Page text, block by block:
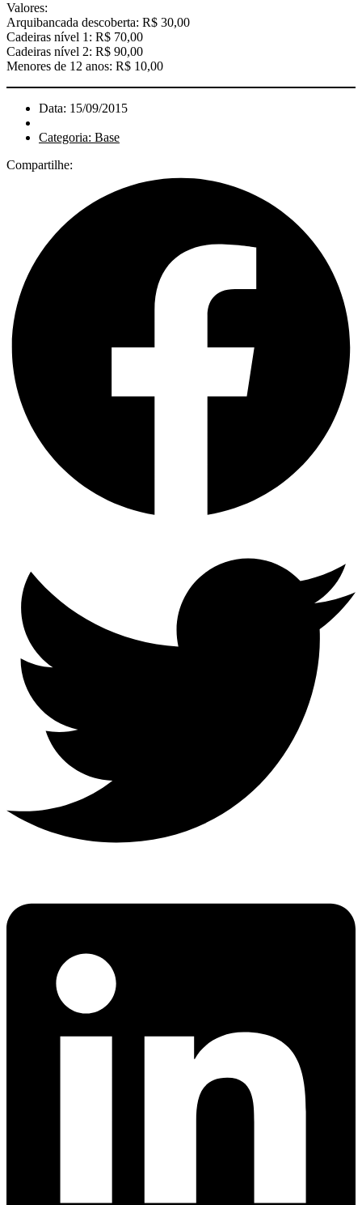
Valores:
Arquibancada descoberta: R$ 30,00
Cadeiras nível 1: R$ 70,00
Cadeiras nível 2: R$ 90,00
Menores de 12 anos: R$ 10,00
Data: 15/09/2015
Categoria: Base
Compartilhe: